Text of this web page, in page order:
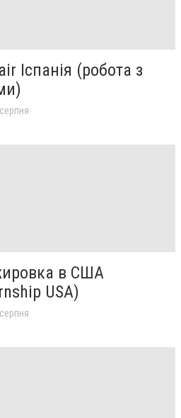
Іспанія (робота з
в США
USA)